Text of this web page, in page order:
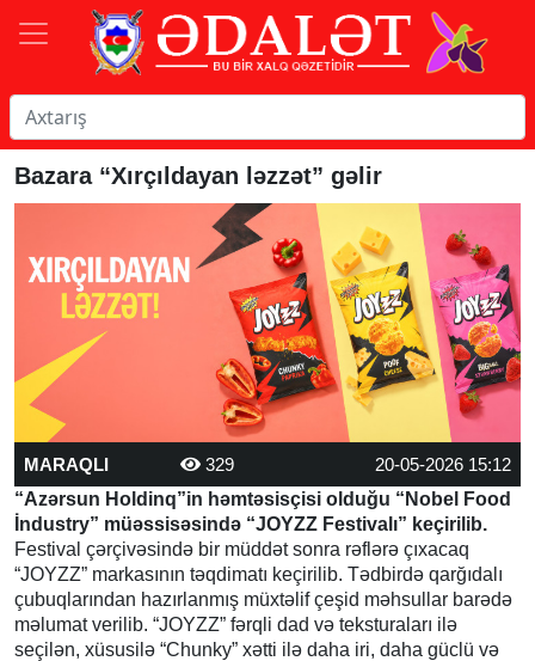
Bazara “Xırçıldayan ləzzət” gəlir
MARAQLI 329
20-05-2026 15:12
“Azərsun Holdinq”in həmtəsisçisi olduğu “Nobel Food
İndustry” müəssisəsində “JOYZZ Festivalı” keçirilib.
Festival çərçivəsində bir müddət sonra rəflərə çıxacaq
“JOYZZ” markasının təqdimatı keçirilib. Tədbirdə qarğıdalı
çubuqlarından hazırlanmış müxtəlif çeşid məhsullar barədə
məlumat verilib. “JOYZZ” fərqli dad və teksturaları ilə
seçilən, xüsusilə “Chunky” xətti ilə daha iri, daha güclü və